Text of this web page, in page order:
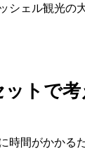
シェル観光の
トで
時間がかか